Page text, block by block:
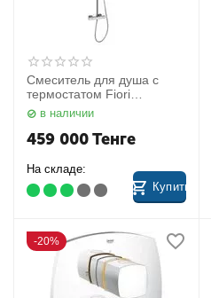
Смеситель для душа с
термостатом Fiori
100CR0963 в комплекте с
душевой лейкой и ручным
душем
в наличии
459 000Тенге
На складе:
Купить
20%